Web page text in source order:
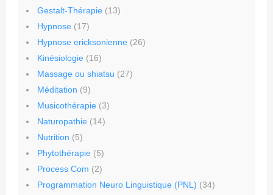
Gestalt-Thérapie (13)
Hypnose (17)
Hypnose ericksonienne (26)
Kinésiologie (16)
Massage ou shiatsu (27)
Méditation (9)
Musicothérapie (3)
Naturopathie (14)
Nutrition (5)
Phytothérapie (5)
Process Com (2)
Programmation Neuro Linguistique (PNL) (34)